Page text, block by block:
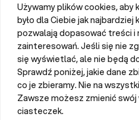
Używamy plików cookies,
było dla Ciebie jak
pozwalają dopasować treści i
zainteresowań. Jeśli się nie
się wyświetlać, ale nie będą
Sprawdź poniżej, jakie dane
co je zbieramy. Nie na
Zawsze możesz zmienić
ciasteczek.